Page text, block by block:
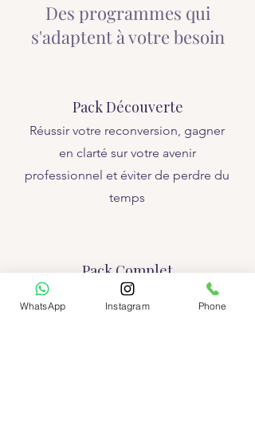
Des programmes qui
s'adaptent à votre besoin
Pack Découverte
Réussir votre reconversion, gagner
en clarté sur votre avenir
professionnel et éviter de perdre du
temps
Pack Complet
En autonomie — 25h
Pour celles qui veulent se lancer et
WhatsApp Instagram Phone